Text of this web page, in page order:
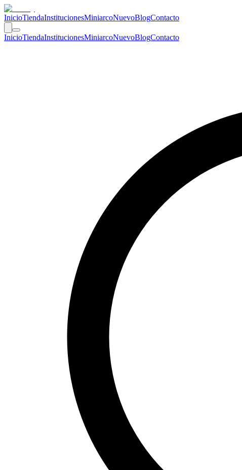
InicioTiendaInstitucionesMiniarcoNuevoBlogContacto
InicioTiendaInstitucionesMiniarcoNuevoBlogContacto